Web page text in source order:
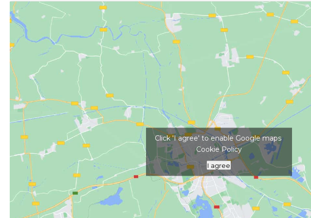
Kattints ide a térkép megjelenítéséhez
Click 'I agree' to enable Google maps
Cookie Policy
I agree